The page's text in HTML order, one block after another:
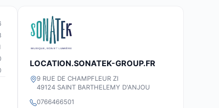
LOCATION.SONATEK-GROUP.FR
9 RUE DE CHAMPFLEUR ZI
49124 SAINT BARTHELEMY D'ANJOU
0766466501